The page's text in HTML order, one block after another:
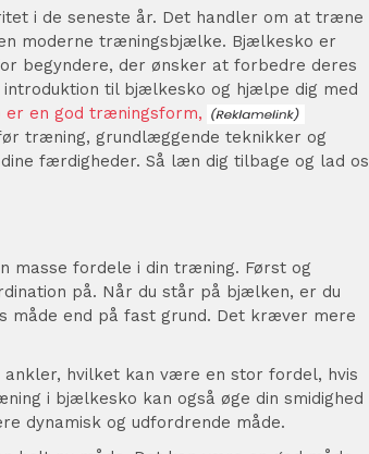
i de seneste år. Det handler om at træne
moderne træningsbjælke. Bjælkesko er
begyndere, der ønsker at forbedre deres
til bjælkesko og hjælpe dig med
en god træningsform,
træning, grundlæggende teknikker og
færdigheder. Så læn dig tilbage og lad os
masse fordele i din træning. Først og
på. Når du står på bjælken, er du
måde end på fast grund. Det kræver mere
hvilket kan være en stor fordel, hvis
i bjælkesko kan også øge din smidighed
dynamisk og udfordrende måde.